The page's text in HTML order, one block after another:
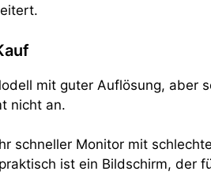
mit guter Auflösung,
nicht an.
schneller Monitor mit
ist ein Bildschirm, der